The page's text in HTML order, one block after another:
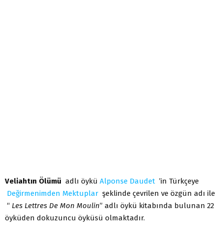
Veliahtın Ölümü adlı öykü Alponse Daudet ’in Türkçeye
Değirmenimden Mektuplar şeklinde çevrilen ve özgün adı ile
“ Les Lettres De Mon Moulin” adlı öykü kitabında bulunan 22
öyküden dokuzuncu öyküsü olmaktadır.